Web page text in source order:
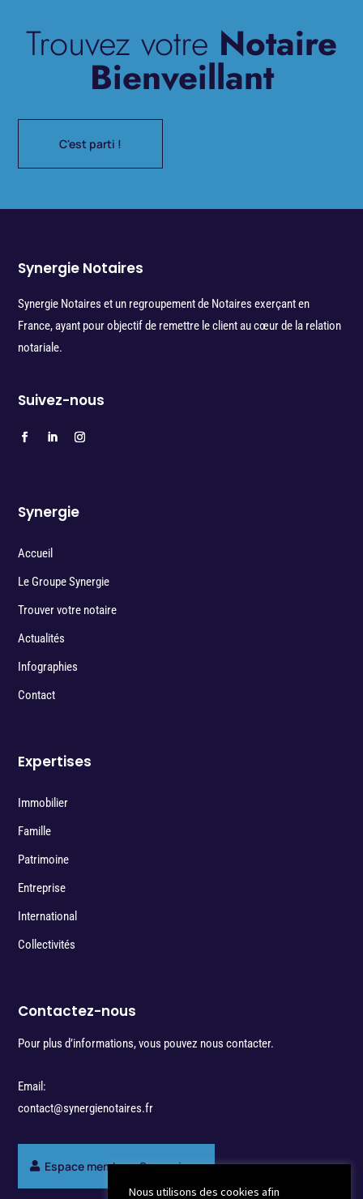
Trouvez votre Notaire
Bienveillant
C'est parti !
Synergie Notaires
Synergie Notaires et un regroupement de Notaires exerçant en
France, ayant pour objectif de remettre le client au cœur de la relation
notariale.
Suivez-nous
Synergie
Accueil
Le Groupe Synergie
Trouver votre notaire
Actualités
Infographies
Contact
Expertises
Immobilier
Famille
Patrimoine
Entreprise
International
Collectivités
Contactez-nous
Pour plus d’informations, vous pouvez nous contacter.
Email:
contact@synergienotaires.fr
Espace membres Synergie
Nous utilisons des cookies afin